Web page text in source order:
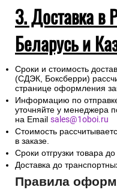
3. Доставка в
Беларусь и
Сроки и стоимость
(СДЭК, Боксберри)
странице оформления
Информацию по
уточняйте у менеджера
на Email sales@1oboi.ru
Стоимость
в заказе.
Сроки отгрузки товара
Доставка до
Правила